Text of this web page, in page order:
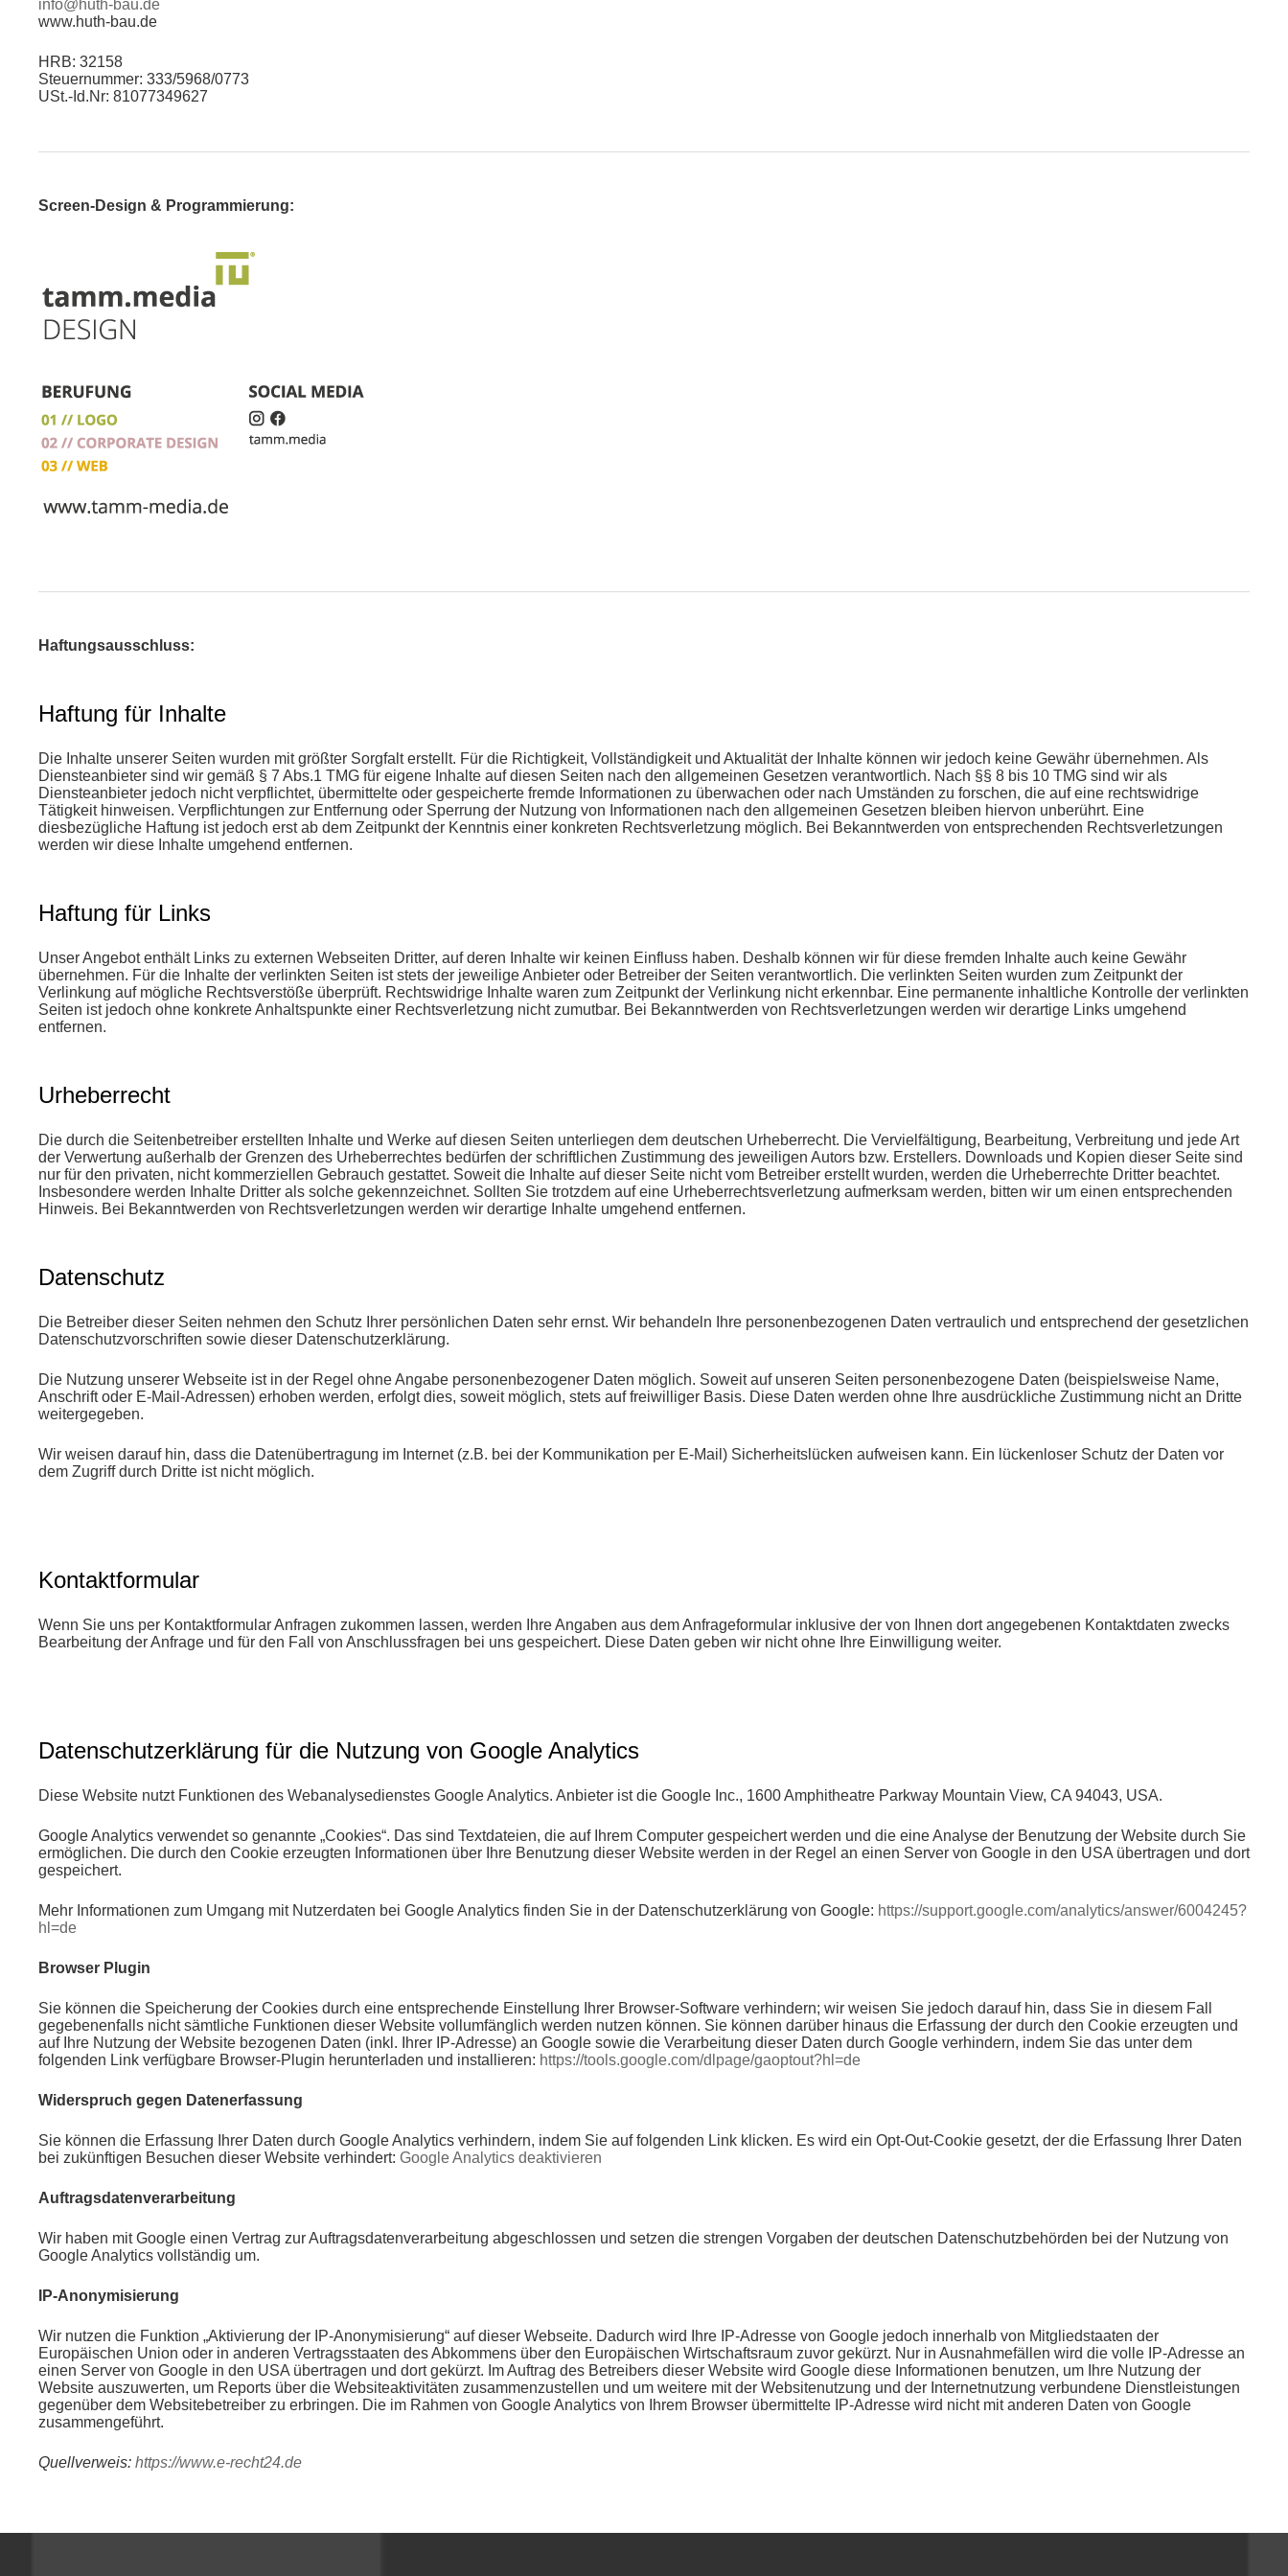
info@huth-bau.de
www.huth-bau.de
HRB: 32158
Steuernummer: 333/5968/0773
USt.-Id.Nr: 81077349627
Screen-Design & Programmierung:
Haftungsausschluss:
Haftung für Inhalte
Die Inhalte unserer Seiten wurden mit größter Sorgfalt erstellt. Für die Richtigkeit, Vollständigkeit und Aktualität der Inhalte können wir jedoch keine Gewähr übernehmen. Als
Diensteanbieter sind wir gemäß § 7 Abs.1 TMG für eigene Inhalte auf diesen Seiten nach den allgemeinen Gesetzen verantwortlich. Nach §§ 8 bis 10 TMG sind wir als
Diensteanbieter jedoch nicht verpflichtet, übermittelte oder gespeicherte fremde Informationen zu überwachen oder nach Umständen zu forschen, die auf eine rechtswidrige
Tätigkeit hinweisen. Verpflichtungen zur Entfernung oder Sperrung der Nutzung von Informationen nach den allgemeinen Gesetzen bleiben hiervon unberührt. Eine
diesbezügliche Haftung ist jedoch erst ab dem Zeitpunkt der Kenntnis einer konkreten Rechtsverletzung möglich. Bei Bekanntwerden von entsprechenden Rechtsverletzungen
werden wir diese Inhalte umgehend entfernen.
Haftung für Links
Unser Angebot enthält Links zu externen Webseiten Dritter, auf deren Inhalte wir keinen Einfluss haben. Deshalb können wir für diese fremden Inhalte auch keine Gewähr
übernehmen. Für die Inhalte der verlinkten Seiten ist stets der jeweilige Anbieter oder Betreiber der Seiten verantwortlich. Die verlinkten Seiten wurden zum Zeitpunkt der
Verlinkung auf mögliche Rechtsverstöße überprüft. Rechtswidrige Inhalte waren zum Zeitpunkt der Verlinkung nicht erkennbar. Eine permanente inhaltliche Kontrolle der verlinkten
Seiten ist jedoch ohne konkrete Anhaltspunkte einer Rechtsverletzung nicht zumutbar. Bei Bekanntwerden von Rechtsverletzungen werden wir derartige Links umgehend
entfernen.
Urheberrecht
Die durch die Seitenbetreiber erstellten Inhalte und Werke auf diesen Seiten unterliegen dem deutschen Urheberrecht. Die Vervielfältigung, Bearbeitung, Verbreitung und jede Art
der Verwertung außerhalb der Grenzen des Urheberrechtes bedürfen der schriftlichen Zustimmung des jeweiligen Autors bzw. Erstellers. Downloads und Kopien dieser Seite sind
nur für den privaten, nicht kommerziellen Gebrauch gestattet. Soweit die Inhalte auf dieser Seite nicht vom Betreiber erstellt wurden, werden die Urheberrechte Dritter beachtet.
Insbesondere werden Inhalte Dritter als solche gekennzeichnet. Sollten Sie trotzdem auf eine Urheberrechtsverletzung aufmerksam werden, bitten wir um einen entsprechenden
Hinweis. Bei Bekanntwerden von Rechtsverletzungen werden wir derartige Inhalte umgehend entfernen.
Datenschutz
Die Betreiber dieser Seiten nehmen den Schutz Ihrer persönlichen Daten sehr ernst. Wir behandeln Ihre personenbezogenen Daten vertraulich und entsprechend der gesetzlichen
Datenschutzvorschriften sowie dieser Datenschutzerklärung.
Die Nutzung unserer Webseite ist in der Regel ohne Angabe personenbezogener Daten möglich. Soweit auf unseren Seiten personenbezogene Daten (beispielsweise Name,
Anschrift oder E-Mail-Adressen) erhoben werden, erfolgt dies, soweit möglich, stets auf freiwilliger Basis. Diese Daten werden ohne Ihre ausdrückliche Zustimmung nicht an Dritte
weitergegeben.
Wir weisen darauf hin, dass die Datenübertragung im Internet (z.B. bei der Kommunikation per E-Mail) Sicherheitslücken aufweisen kann. Ein lückenloser Schutz der Daten vor
dem Zugriff durch Dritte ist nicht möglich.
Kontaktformular
Wenn Sie uns per Kontaktformular Anfragen zukommen lassen, werden Ihre Angaben aus dem Anfrageformular inklusive der von Ihnen dort angegebenen Kontaktdaten zwecks
Bearbeitung der Anfrage und für den Fall von Anschlussfragen bei uns gespeichert. Diese Daten geben wir nicht ohne Ihre Einwilligung weiter.
Datenschutzerklärung für die Nutzung von Google Analytics
Diese Website nutzt Funktionen des Webanalysedienstes Google Analytics. Anbieter ist die Google Inc., 1600 Amphitheatre Parkway Mountain View, CA 94043, USA.
Google Analytics verwendet so genannte „Cookies“. Das sind Textdateien, die auf Ihrem Computer gespeichert werden und die eine Analyse der Benutzung der Website durch Sie
ermöglichen. Die durch den Cookie erzeugten Informationen über Ihre Benutzung dieser Website werden in der Regel an einen Server von Google in den USA übertragen und dort
gespeichert.
Mehr Informationen zum Umgang mit Nutzerdaten bei Google Analytics finden Sie in der Datenschutzerklärung von Google: https://support.google.com/analytics/answer/6004245?
hl=de
Browser Plugin
Sie können die Speicherung der Cookies durch eine entsprechende Einstellung Ihrer Browser-Software verhindern; wir weisen Sie jedoch darauf hin, dass Sie in diesem Fall
gegebenenfalls nicht sämtliche Funktionen dieser Website vollumfänglich werden nutzen können. Sie können darüber hinaus die Erfassung der durch den Cookie erzeugten und
auf Ihre Nutzung der Website bezogenen Daten (inkl. Ihrer IP-Adresse) an Google sowie die Verarbeitung dieser Daten durch Google verhindern, indem Sie das unter dem
folgenden Link verfügbare Browser-Plugin herunterladen und installieren: https://tools.google.com/dlpage/gaoptout?hl=de
Widerspruch gegen Datenerfassung
Sie können die Erfassung Ihrer Daten durch Google Analytics verhindern, indem Sie auf folgenden Link klicken. Es wird ein Opt-Out-Cookie gesetzt, der die Erfassung Ihrer Daten
bei zukünftigen Besuchen dieser Website verhindert: Google Analytics deaktivieren
Auftragsdatenverarbeitung
Wir haben mit Google einen Vertrag zur Auftragsdatenverarbeitung abgeschlossen und setzen die strengen Vorgaben der deutschen Datenschutzbehörden bei der Nutzung von
Google Analytics vollständig um.
IP-Anonymisierung
Wir nutzen die Funktion „Aktivierung der IP-Anonymisierung“ auf dieser Webseite. Dadurch wird Ihre IP-Adresse von Google jedoch innerhalb von Mitgliedstaaten der
Europäischen Union oder in anderen Vertragsstaaten des Abkommens über den Europäischen Wirtschaftsraum zuvor gekürzt. Nur in Ausnahmefällen wird die volle IP-Adresse an
einen Server von Google in den USA übertragen und dort gekürzt. Im Auftrag des Betreibers dieser Website wird Google diese Informationen benutzen, um Ihre Nutzung der
Website auszuwerten, um Reports über die Websiteaktivitäten zusammenzustellen und um weitere mit der Websitenutzung und der Internetnutzung verbundene Dienstleistungen
gegenüber dem Websitebetreiber zu erbringen. Die im Rahmen von Google Analytics von Ihrem Browser übermittelte IP-Adresse wird nicht mit anderen Daten von Google
zusammengeführt.
Quellverweis: https://www.e-recht24.de